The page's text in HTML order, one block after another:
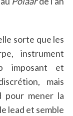
sorte que les
instrument
imposant et
mais
pour mener la
lead et semble